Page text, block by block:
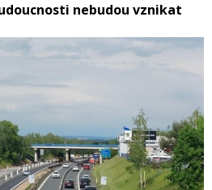
nebudou vznikat